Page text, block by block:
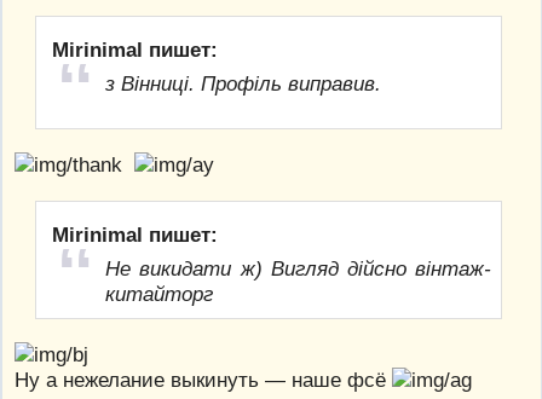
Mirinimal пишет:
з Вінниці. Профіль виправив.
Mirinimal пишет:
Не викидати ж) Вигляд дійсно вінтаж-
китайторг
Ну а нежелание выкинуть — наше фсё